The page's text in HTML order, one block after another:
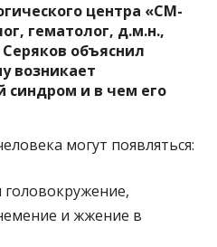
центра «СМ-
гематолог, д.м.н.,
объяснил
возникает
синдром и в чем его
могут появляться:
и жжение в